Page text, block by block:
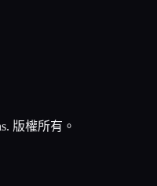
版權所有。